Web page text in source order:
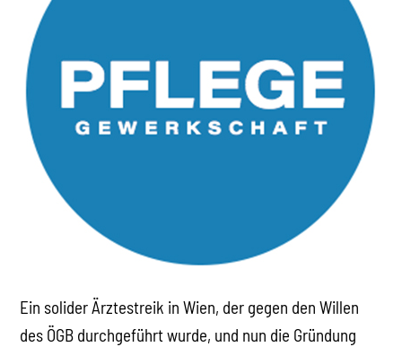
Ein solider Ärztestreik in Wien, der gegen den Willen
des ÖGB durchgeführt wurde, und nun die Gründung